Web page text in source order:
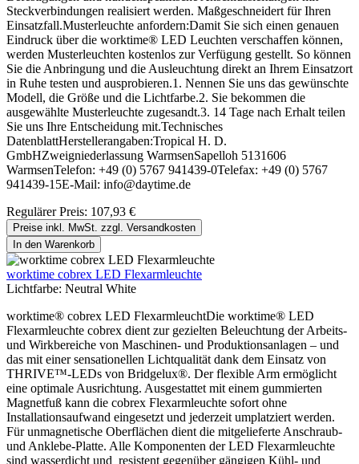
Steckverbindungen realisiert werden. Maßgeschneidert für Ihren
Einsatzfall.Musterleuchte anfordern:Damit Sie sich einen genauen
Eindruck über die worktime® LED Leuchten verschaffen können,
werden Musterleuchten kostenlos zur Verfügung gestellt. So können
Sie die Anbringung und die Ausleuchtung direkt an Ihrem Einsatzort
in Ruhe testen und ausprobieren.1. Nennen Sie uns das gewünschte
Modell, die Größe und die Lichtfarbe.2. Sie bekommen die
ausgewählte Musterleuchte zugesandt.3. 14 Tage nach Erhalt teilen
Sie uns Ihre Entscheidung mit.Technisches
DatenblattHerstellerangaben:Tropical H. D.
GmbHZweigniederlassung WarmsenSapelloh 5131606
WarmsenTelefon: +49 (0) 5767 941439-0Telefax: +49 (0) 5767
941439-15E-Mail: info@daytime.de
Regulärer Preis: 107,93 €
Preise inkl. MwSt. zzgl. Versandkosten
In den Warenkorb
worktime cobrex LED Flexarmleuchte
Lichtfarbe: Neutral White
worktime® cobrex LED FlexarmleuchtDie worktime® LED
Flexarmleuchte cobrex dient zur gezielten Beleuchtung der Arbeits-
und Wirkbereiche von Maschinen- und Produktionsanlagen – und
das mit einer sensationellen Lichtqualität dank dem Einsatz von
THRIVE™-LEDs von Bridgelux®. Der flexible Arm ermöglicht
eine optimale Ausrichtung. Ausgestattet mit einem gummierten
Magnetfuß kann die cobrex Flexarmleuchte sofort ohne
Installationsaufwand eingesetzt und jederzeit umplatziert werden.
Für unmagnetische Oberflächen dient die mitgelieferte Anschraub-
und Anklebe-Platte. Alle Komponenten der LED Flexarmleuchte
sind wasserdicht und resistent gegenüber gängigen Kühl- und